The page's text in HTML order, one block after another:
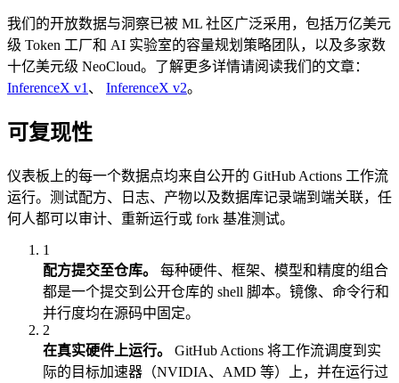
我们的开放数据与洞察已被 ML 社区广泛采用，包括万亿美元
级 Token 工厂和 AI 实验室的容量规划策略团队，以及多家数
十亿美元级 NeoCloud。了解更多详情请阅读我们的文章：
InferenceX v1 、 InferenceX v2。
可复现性
仪表板上的每一个数据点均来自公开的 GitHub Actions 工作流
运行。测试配方、日志、产物以及数据库记录端到端关联，任
何人都可以审计、重新运行或 fork 基准测试。
1
配方提交至仓库。
每种硬件、框架、模型和精度的组合
都是一个提交到公开仓库的 shell 脚本。镜像、命令行和
并行度均在源码中固定。
2
在真实硬件上运行。
GitHub Actions 将工作流调度到实
际的目标加速器（NVIDIA、AMD 等）上，并在运行过